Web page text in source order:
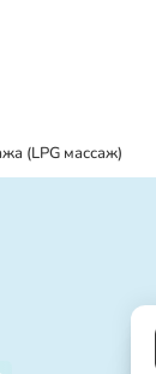
(LPG массаж)